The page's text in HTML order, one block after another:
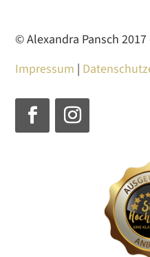
© Alexandra Pansch 2017
Impressum |